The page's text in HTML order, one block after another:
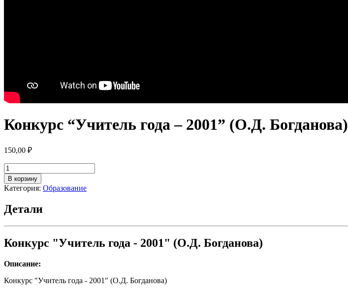
Конкурс “Учитель года – 2001” (О.Д. Богданова)
150,00 ₽
Количество
товара
Конкурс
"Учитель
-
(О.Д.
Богданова)
В корзину
Категория: Образование
Детали
Конкурс "Учитель года - 2001" (О.Д. Богданова)
Описание:
Конкурс "Учитель года - 2001" (О.Д. Богданова)